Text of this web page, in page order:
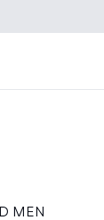
MEN